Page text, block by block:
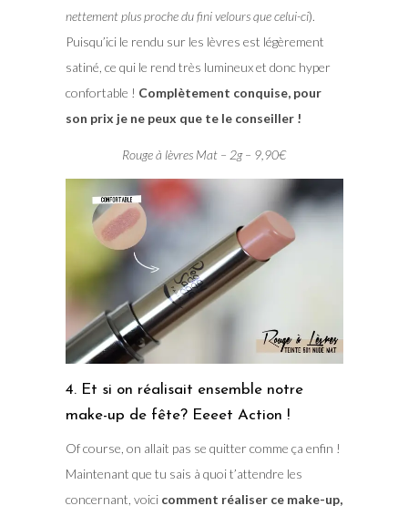
nettement plus proche du fini velours que celui-ci).
Puisqu’ici le rendu sur les lèvres est légèrement
satiné, ce qui le rend très lumineux et donc hyper
confortable ! Complètement conquise, pour
son prix je ne peux que te le conseiller !
Rouge à lèvres Mat – 2g – 9,90€
4. Et si on réalisait ensemble notre
make-up de fête? Eeeet Action !
Of course, on allait pas se quitter comme ça enfin !
Maintenant que tu sais à quoi t’attendre les
concernant, voici comment réaliser ce make-up,